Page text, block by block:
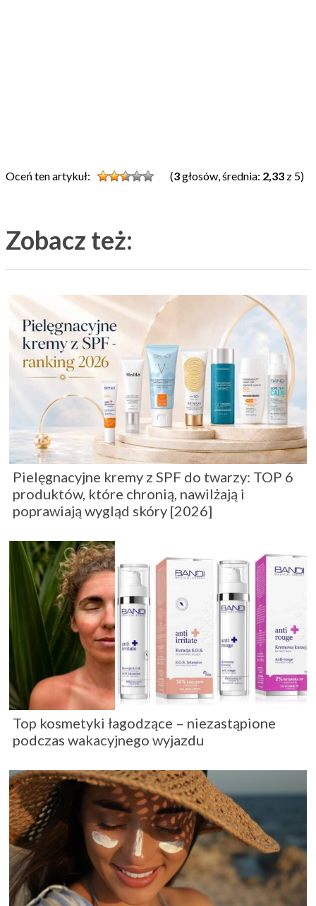
Oceń ten artykuł: (3głosów, średnia: 2,33 z 5)
Zobacz też:
Pielęgnacyjne kremy z SPF do twarzy: TOP 6
produktów, które chronią, nawilżają i
poprawiają wygląd skóry [2026]
Top kosmetyki łagodzące – niezastąpione
podczas wakacyjnego wyjazdu